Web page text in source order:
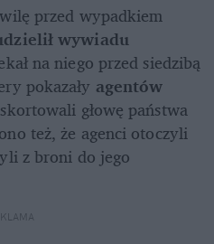
przed wypadkiem
udzielił wywiadu
na niego przed siedzibą
pokazały agentów
głowę państwa
też, że agenci otoczyli
z broni do jego